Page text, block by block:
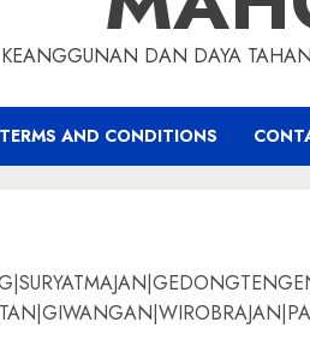
KEANGGUNAN DAN DAYA
TERMS AND CONDITIONS